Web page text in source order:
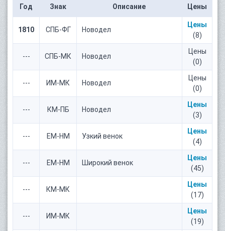
Год Знак Описание Цены
1810 СПБ-ФГ Новодел
Цены
(8)
--- СПБ-МК Новодел
Цены
(0)
--- ИМ-МК Новодел
Цены
(0)
--- КМ-ПБ Новодел
Цены
(3)
--- ЕМ-НМ Узкий венок
Цены
(4)
--- ЕМ-НМ Широкий венок
Цены
(45)
--- КМ-МК
Цены
(17)
--- ИМ-МК
Цены
(19)